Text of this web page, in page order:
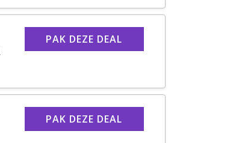
PAK DEZE DEAL
PAK DEZE DEAL